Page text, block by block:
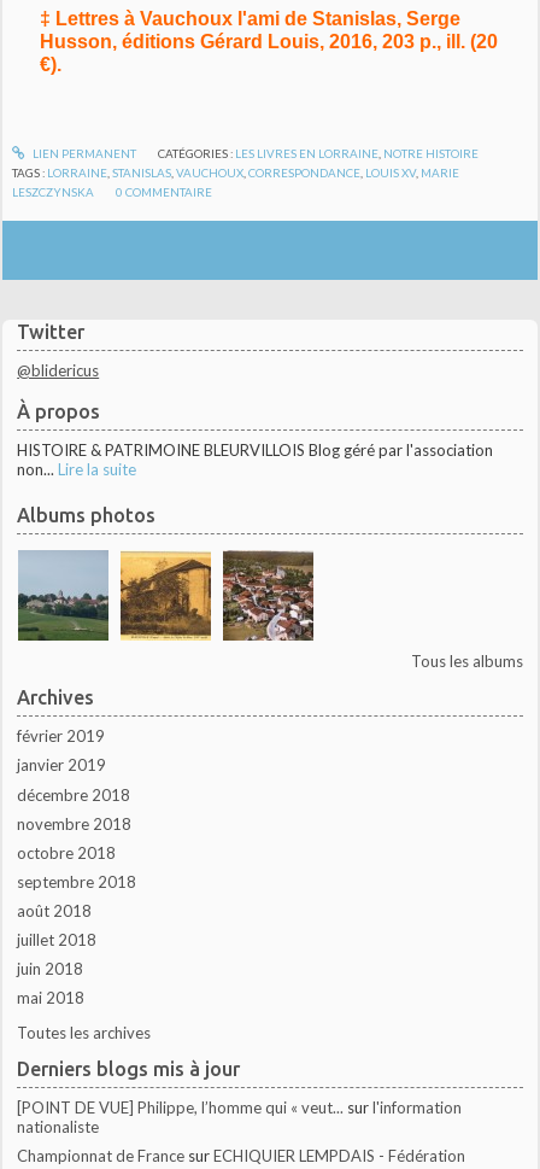
Twitter
@blidericus
À propos
HISTOIRE & PATRIMOINE BLEURVILLOIS Blog géré par l'association
non... Lire la suite
Albums photos
Tous les albums
Archives
février 2019
janvier 2019
décembre 2018
novembre 2018
octobre 2018
septembre 2018
août 2018
juillet 2018
juin 2018
mai 2018
Toutes les archives
Derniers blogs mis à jour
[POINT DE VUE] Philippe, l’homme qui « veut... surl'information
nationaliste
Championnat de France surECHIQUIER LEMPDAIS - Fédération
‡ Lettres à Vauchoux l'ami de Stanislas, Serge
Husson, éditions Gérard Louis, 2016, 203 p., ill. (20
€).
LIEN PERMANENT CATÉGORIES : LES LIVRES EN LORRAINE, NOTRE HISTOIRE
TAGS : LORRAINE ,STANISLAS ,VAUCHOUX ,CORRESPONDANCE LOUIS XV, MARIE
LESZCZYNSKA
0 COMMENTAIRE